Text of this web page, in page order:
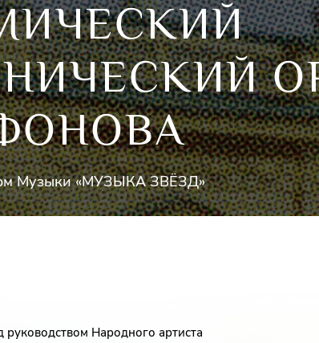
Санкт-Петербургский Дом Музыки «МУЗЫКА ЗВЁЗД»
руководством Народного артиста